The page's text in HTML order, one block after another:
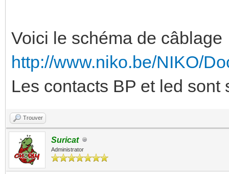
Voici le schéma de câblage
http://www.niko.be/NIKO/
Les contacts BP et led sont
Trouver
Suricat
Administrator